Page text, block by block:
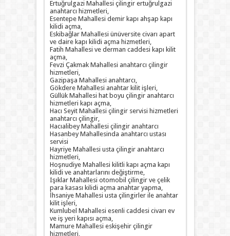
Ertuğrulgazi Mahallesi çilingir ertuğrulgazi
anahtarcı hizmetleri,
Esentepe Mahallesi demir kapı ahşap kapı
kilidi açma,
Eskibağlar Mahallesi ünüversite civarı apart
ve daire kapı kilidi açma hizmetleri,
Fatih Mahallesi ve derman caddesi kapı kilit
açma,
Fevzi Çakmak Mahallesi anahtarcı çilingir
hizmetleri,
Gazipaşa Mahallesi anahtarcı,
Gökdere Mahallesi anahtar kilit işleri,
Güllük Mahallesi hat boyu çilingir anahtarcı
hizmetleri kapı açma,
Hacı Seyit Mahallesi çilingir servisi hizmetleri
anahtarcı çilingir,
Hacıalibey Mahallesi çilingir anahtarcı
Hasanbey Mahallesinda anahtarcı ustası
servisi
Hayriye Mahallesi usta çilingir anahtarcı
hizmetleri,
Hoşnudiye Mahallesi kilitli kapı açma kapı
kilidi ve anahtarlarını değiştirme,
Işıklar Mahallesi otomobil çilingir ve çelik
para kasası kilidi açma anahtar yapma,
İhsaniye Mahallesi usta çilingirler ile anahtar
kilit işleri,
Kumlubel Mahallesi esenli caddesi civarı ev
ve iş yeri kapısı açma,
Mamure Mahallesi eskişehir çilingir
hizmetleri,